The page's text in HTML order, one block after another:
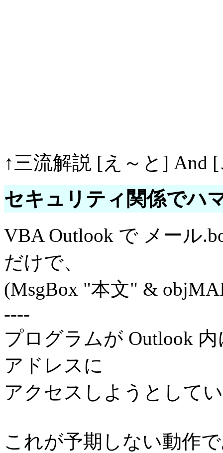
↑三流解説 [え～と] And
セキュリティ関係でハ
VBA Outlook で メール
だけで、
(MsgBox "本文" &
----
プログラムが Outlook
アドレスに
アクセスしようとして
これが予期しない動作